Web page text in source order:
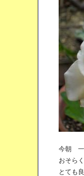
今朝 一輪
おそらく
とても良